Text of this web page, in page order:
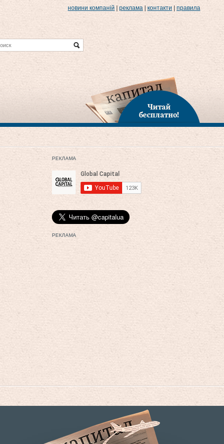
новини компаній реклама контакти правила
Читай
бесплатно!
РЕКЛАМА
РЕКЛАМА